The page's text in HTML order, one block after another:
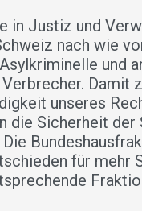
in Justiz und
nach wie
und
Damit
unseres
die Sicherheit der
für mehr